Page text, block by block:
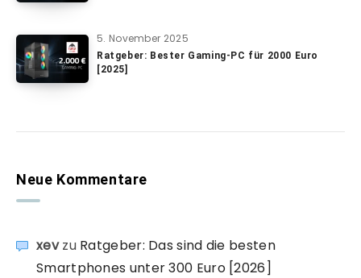
5. November 2025
Ratgeber: Bester Gaming-PC für 2000 Euro
[2025]
Neue Kommentare
xevzu Ratgeber: Das sind die besten
Smartphones unter 300 Euro [2026]